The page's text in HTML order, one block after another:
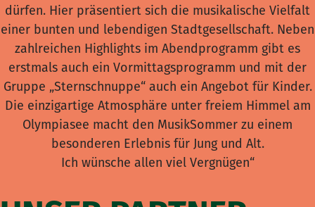
dürfen. Hier präsentiert sich die musikalische Vielfalt
einer bunten und lebendigen Stadtgesellschaft. Neben
zahlreichen Highlights im Abendprogramm gibt es
erstmals auch ein Vormittagsprogramm und mit der
Gruppe „Sternschnuppe“ auch ein Angebot für Kinder.
Die einzigartige Atmosphäre unter freiem Himmel am
Olympiasee macht den MusikSommer zu einem
besonderen Erlebnis für Jung und Alt.
Ich wünsche allen viel Vergnügen“